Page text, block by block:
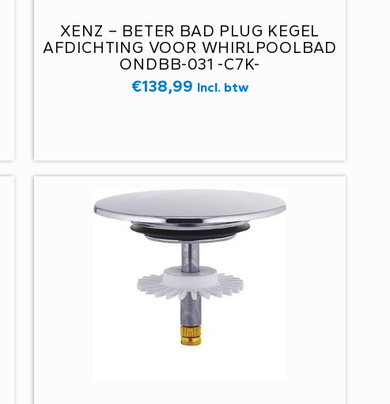
XENZ – BETER BAD PLUG KEGEL
AFDICHTING VOOR WHIRLPOOLBAD
ONDBB-031 -C7K-
€138,99 Incl. btw